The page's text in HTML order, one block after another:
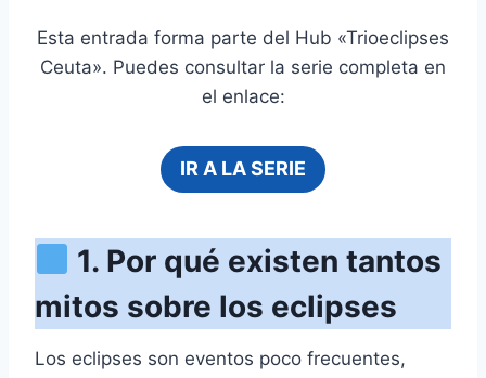
Esta entrada forma parte del Hub «Trioeclipses
Ceuta». Puedes consultar la serie completa en
el enlace:
IR A LA SERIE
1. Por qué existen tantos
mitos sobre los eclipses
Los eclipses son eventos poco frecuentes,